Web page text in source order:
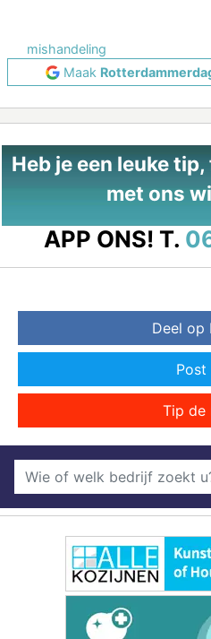
mishandeling
Maak
Heb je een leuke
met ons
APP ONS! T.
Deel op
Post
Tip de